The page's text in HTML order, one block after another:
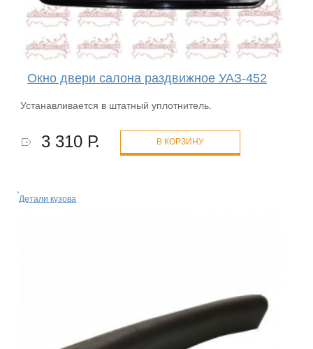
Окно двери салона раздвижное УАЗ-452
Устанавливается в штатный уплотнитель.
3 310 Р. В КОРЗИНУ
Детали кузова